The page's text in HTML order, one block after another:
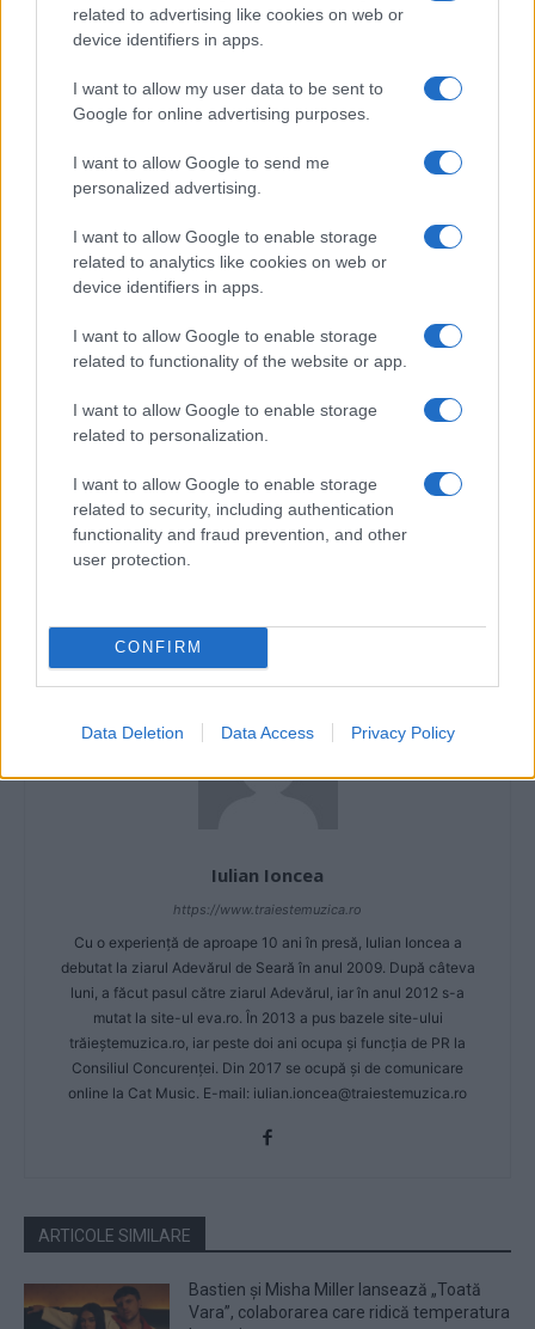
related to advertising like cookies on web or
device identifiers in apps.
I want to allow my user data to be sent to
Google for online advertising purposes.
I want to allow Google to send me
personalized advertising.
I want to allow Google to enable storage
related to analytics like cookies on web or
device identifiers in apps.
I want to allow Google to enable storage
related to functionality of the website or app.
I want to allow Google to enable storage
related to personalization.
I want to allow Google to enable storage
related to security, including authentication
functionality and fraud prevention, and other
user protection.
CONFIRM
Data Deletion Data Access Privacy Policy
dj layla dj layla ecou dj layla malina tanase
muzica 2016
muzica octombrie
muzica octombrie 2016
Alina Eremia, impresionată de
o fetiță care realizează un
tablou din pâine prăjită și
Următorul articol
Giulia a lansat, alături de
Shift, melodia „Ce-a fost a
Iulian Ioncea
https://www.traiestemuzica.ro
Cu o experiență de aproape 10 ani în presă, Iulian Ioncea a
debutat la ziarul Adevărul de Seară în anul 2009. După câteva
luni, a făcut pasul către ziarul Adevărul, iar în anul 2012 s-a
mutat la site-ul eva.ro. În 2013 a pus bazele site-ului
trăieștemuzica.ro, iar peste doi ani ocupa și funcția de PR la
Consiliul Concurenței. Din 2017 se ocupă și de comunicare
online la Cat Music. E-mail: iulian.ioncea@traiestemuzica.ro
ARTICOLE SIMILARE
Bastien și Misha Miller lansează „Toată
Vara”, colaborarea care ridică temperatura